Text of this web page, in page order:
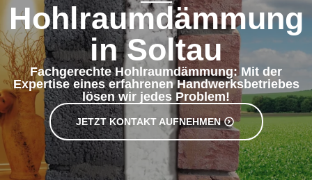
Hohlraumdämmung
in Soltau
Fachgerechte Hohlraumdämmung: Mit der
Expertise eines erfahrenen Handwerksbetriebes
lösen wir jedes Problem!
JETZT KONTAKT AUFNEHMEN